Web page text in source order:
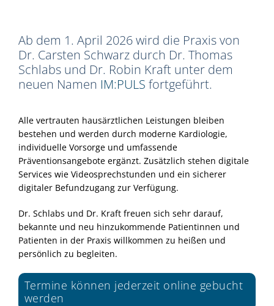
Ab dem 1. April 2026 wird die Praxis von
Dr. Carsten Schwarz durch Dr. Thomas
Schlabs und Dr. Robin Kraft unter dem
neuen Namen IM:PULS fortgeführt.
Alle vertrauten hausärztlichen Leistungen bleiben
bestehen und werden durch moderne Kardiologie,
individuelle Vorsorge und umfassende
Präventionsangebote ergänzt. Zusätzlich stehen digitale
Services wie Videosprechstunden und ein sicherer
digitaler Befundzugang zur Verfügung.
Dr. Schlabs und Dr. Kraft freuen sich sehr darauf,
bekannte und neu hinzukommende Patientinnen und
Patienten in der Praxis willkommen zu heißen und
persönlich zu begleiten.
Termine können jederzeit online gebucht
werden